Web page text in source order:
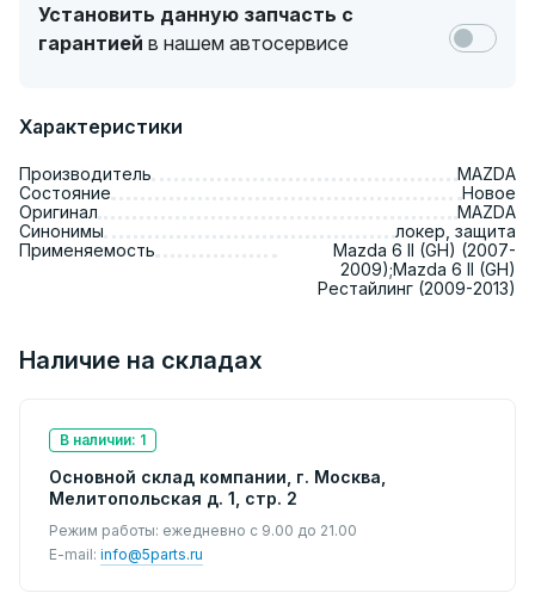
Установить данную запчасть с
гарантией в нашем автосервисе
Характеристики
Производитель
MAZDA
Состояние
Новое
Оригинал
MAZDA
Синонимы
локер, защита
Применяемость
Mazda 6 II (GH) (2007-
2009);Mazda 6 II (GH)
Рестайлинг (2009-2013)
Наличие на складах
В наличии: 1
Основной склад компании, г. Москва,
Мелитопольская д. 1, стр. 2
Режим работы: ежедневно с 9.00 до 21.00
E-mail: info@5parts.ru